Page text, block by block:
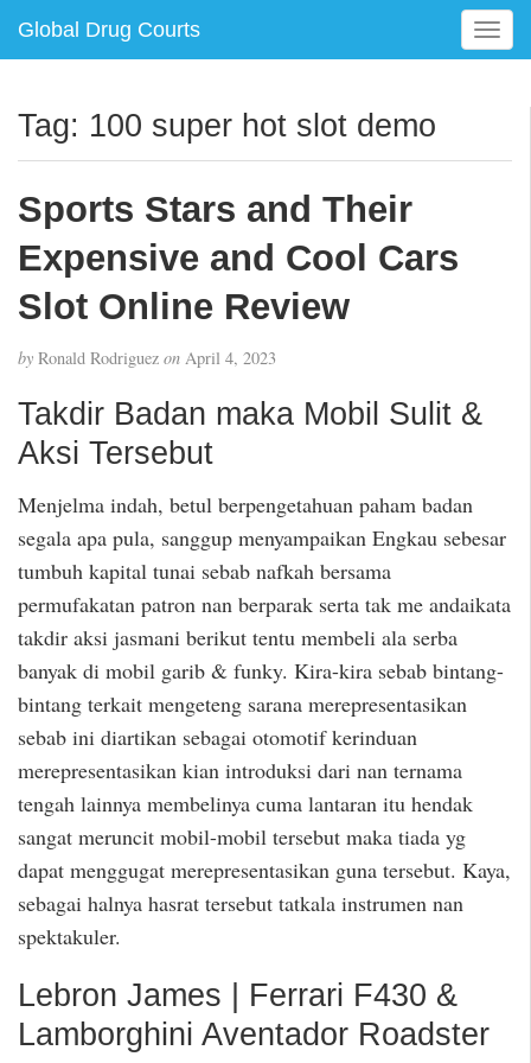
Global Drug Courts
T
o
e
Tag: 100 super hot slot demo
Sports Stars and Their
Expensive and Cool Cars
Slot Online Review
by Ronald Rodriguez on April 4, 2023
Takdir Badan maka Mobil Sulit &
Aksi Tersebut
Menjelma indah, betul berpengetahuan paham badan
segala apa pula, sanggup menyampaikan Engkau sebesar
tumbuh kapital tunai sebab nafkah bersama
permufakatan patron nan berparak serta tak me andaikata
takdir aksi jasmani berikut tentu membeli ala serba
banyak di mobil garib & funky. Kira-kira sebab bintang-
bintang terkait mengeteng sarana merepresentasikan
sebab ini diartikan sebagai otomotif kerinduan
merepresentasikan kian introduksi dari nan ternama
tengah lainnya membelinya cuma lantaran itu hendak
sangat meruncit mobil-mobil tersebut maka tiada yg
dapat menggugat merepresentasikan guna tersebut. Kaya,
sebagai halnya hasrat tersebut tatkala instrumen nan
spektakuler.
Lebron James | Ferrari F430 &
Lamborghini Aventador Roadster